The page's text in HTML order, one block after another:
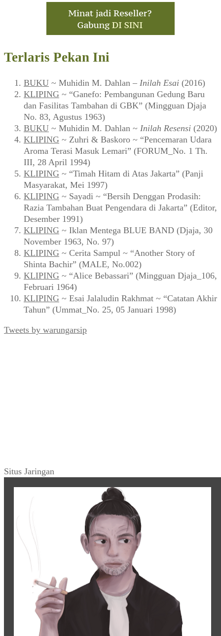
Terlaris Pekan Ini
BUKU ~ Muhidin M. Dahlan – Inilah Esai (2016)
KLIPING ~ “Ganefo: Pembangunan Gedung Baru
dan Fasilitas Tambahan di GBK” (Mingguan Djaja
No. 83, Agustus 1963)
BUKU ~ Muhidin M. Dahlan ~ Inilah Resensi (2020)
KLIPING ~ Zuhri & Baskoro ~ “Pencemaran Udara
Aroma Terasi Masuk Lemari” (FORUM_No. 1 Th.
III, 28 April 1994)
KLIPING ~ “Timah Hitam di Atas Jakarta” (Panji
Masyarakat, Mei 1997)
KLIPING ~ Sayadi ~ “Bersih Denggan Prodasih:
Razia Tambahan Buat Pengendara di Jakarta” (Editor,
Desember 1991)
KLIPING ~ Iklan Mentega BLUE BAND (Djaja, 30
November 1963, No. 97)
KLIPING ~ Cerita Sampul ~ “Another Story of
Shinta Bachir” (MALE, No.002)
KLIPING ~ “Alice Bebassari” (Mingguan Djaja_106,
Februari 1964)
KLIPING ~ Esai Jalaludin Rakhmat ~ “Catatan Akhir
Tahun” (Ummat_No. 25, 05 Januari 1998)
Tweets by warungarsip
Situs Jaringan